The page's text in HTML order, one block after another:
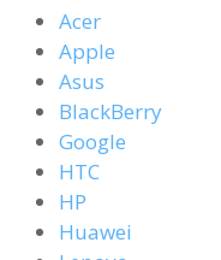
Acer
Apple
Asus
BlackBerry
Google
HTC
HP
Huawei